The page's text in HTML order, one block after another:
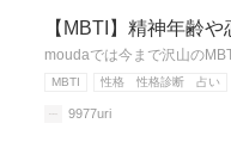
【MBTI】精神年齢
moudaでは今まで沢山の
MBTI 性格 性格診断 占い
9977uri